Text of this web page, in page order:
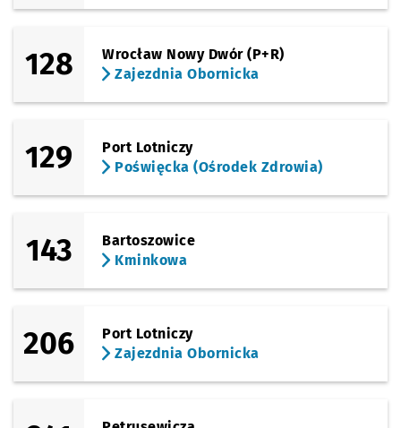
Jarocińska Sprawdź
Jarocińska
Czas
11'
Lipska
Witkowska Sprawdź
Witkowska
Czas
13'
Lipska (Sanktuarium) NŻ
Ślazowa Sprawdź
Ślazowa
Czas
15'
128
Wrocław Nowy Dwór (P+R)
Zajezdnia Obornicka
129
Port Lotniczy
Poświęcka (Ośrodek Zdrowia)
143
Bartoszowice
Kminkowa
206
Port Lotniczy
Zajezdnia Obornicka